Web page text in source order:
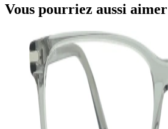
Vous pourriez aussi aimer